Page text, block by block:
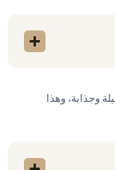
وجذابة، وهذا